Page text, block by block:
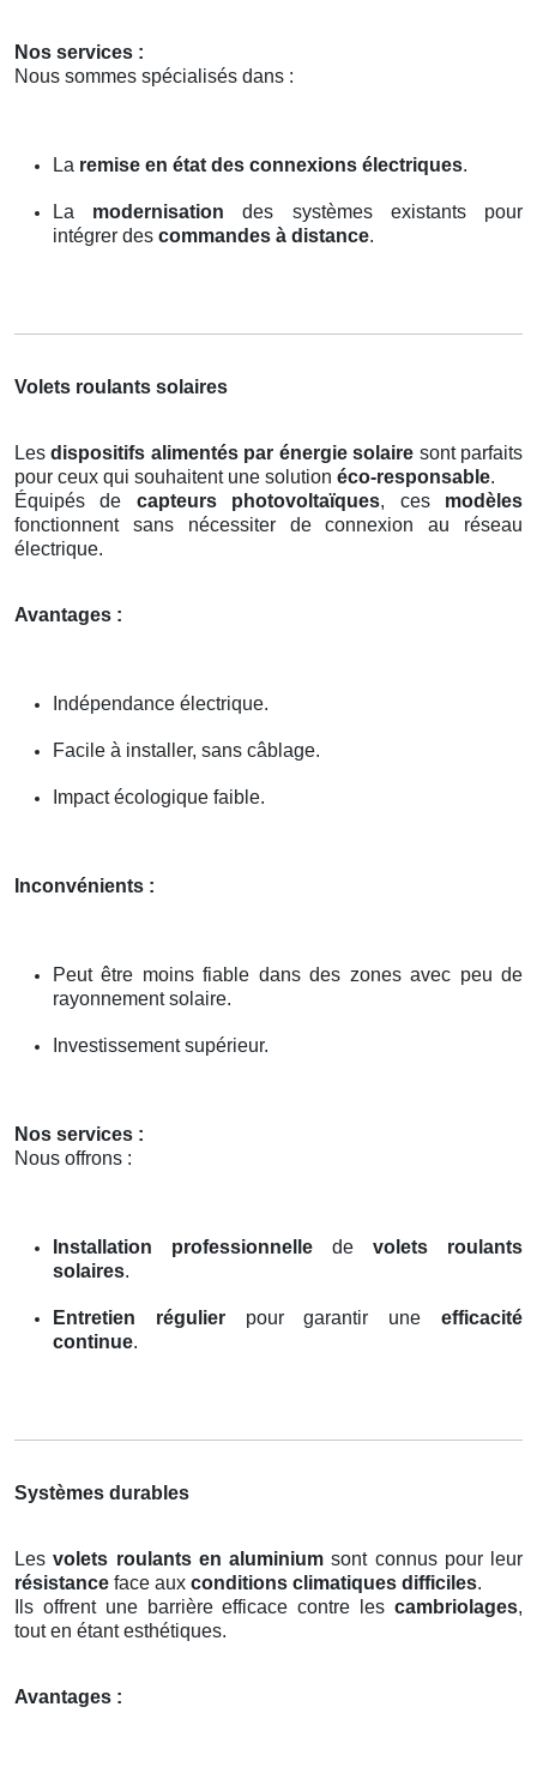
Nos services :
Nous sommes spécialisés dans :
La remise en état des connexions électriques.
La modernisation des systèmes existants pour
intégrer des commandes à distance.
Volets roulants solaires
Lesdispositifs alimentés par énergie solaire sont parfaits
pour ceux qui souhaitent une solution éco-responsable.
Équipés de capteurs photovoltaïques, ces modèles
fonctionnent sans nécessiter de connexion au réseau
électrique.
Avantages :
Indépendance électrique.
Facile à installer, sans câblage.
Impact écologique faible.
Inconvénients :
Peut être moins fiable dans des zones avec peu de
rayonnement solaire.
Investissement supérieur.
Nos services :
Nous offrons :
Installation professionnelle de volets roulants
solaires.
Entretien régulierpour garantir uneefficacité
continue.
Systèmes durables
Lesvolets roulants en aluminium sont connus pour leur
résistance face aux conditions climatiques difficiles.
Ils offrent une barrière efficace contre les cambriolages,
tout en étant esthétiques.
Avantages :